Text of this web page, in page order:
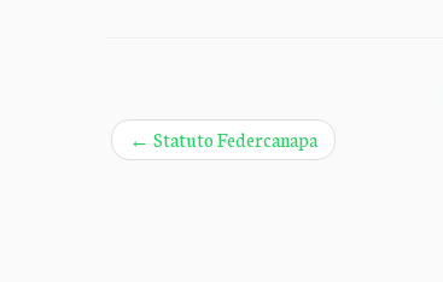
← Statuto Federcanapa